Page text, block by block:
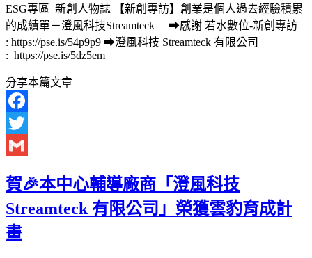
ESG專區–新創人物誌 【新創專訪】創業是個人過去經驗積累
的成績單－澄風科技Streamteck ➡感謝 若水數位-新創專訪
: https://pse.is/54p9p9 ➡澄風科技 Streamteck 有限公司
: https://pse.is/5dz5em
分享本篇文章
Facebook
Twitter
賀🎉本中心輔導廠商「澄風科技
Streamteck 有限公司」榮獲雲豹育成計
畫